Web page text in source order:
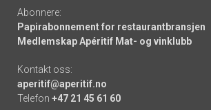
Abonnere:
Papirabonnement for restaurantbransjen
Medlemskap Apéritif Mat- og vinklubb
Kontakt oss:
aperitif@aperitif.no
Telefon +47 21 45 61 60